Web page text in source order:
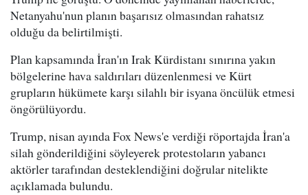
Netanyahu'nun planın başarısız olmasından rahatsız
olduğu da belirtilmişti.
Plan kapsamında İran'ın Irak Kürdistanı sınırına yakın
bölgelerine hava saldırıları düzenlenmesi ve Kürt
grupların hükümete karşı silahlı bir isyana öncülük etmesi
öngörülüyordu.
Trump, nisan ayında Fox News'e verdiği röportajda İran'a
silah gönderildiğini söyleyerek protestoların yabancı
aktörler tarafından desteklendiğini doğrular nitelikte
açıklamada bulundu.